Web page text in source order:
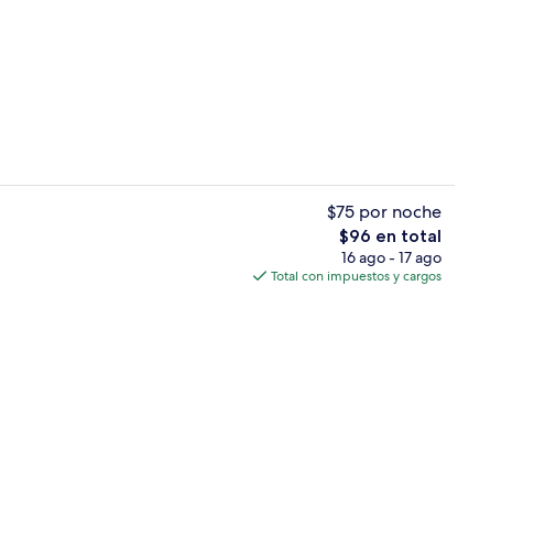
$75 por noche
El
precio
total
$96 en total
16 ago - 17 ago
Total con impuestos y cargos